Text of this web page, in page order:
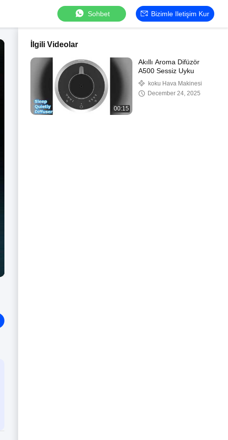
Sohbet Bizimle Iletişim Kur
İlgili Videolar
00:15
Akıllı Aroma Difüzör
A500 Sessiz Uyku
koku Hava Makinesi
December 24, 2025